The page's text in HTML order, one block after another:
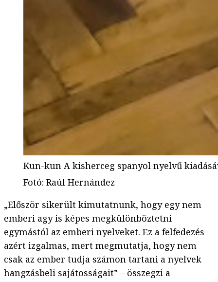
Kun-kun A kisherceg spanyol nyelvű
Fotó: Raúl Hernández
„Először sikerült kimutatnunk, hogy egy nem
emberi agy is képes megkülönböztetni
egymástól az emberi nyelveket. Ez a felfedezés
azért izgalmas, mert megmutatja, hogy nem
csak az ember tudja számon tartani a nyelvek
hangzásbeli sajátosságait” – összegzi a